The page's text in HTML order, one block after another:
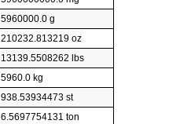
5960000.0 g
210232.813219 oz
13139.5508262 lbs
5960.0 kg
938.53934473 st
6.5697754131 ton